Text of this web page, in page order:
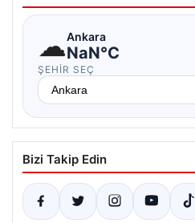
☁Ankara
NaN°C
ŞEHIR SEÇ
Bizi Takip Edin